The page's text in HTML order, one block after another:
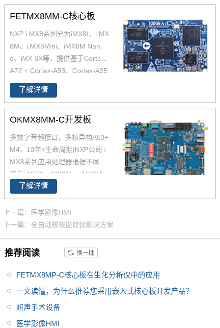
FETMX8MM-C核心板
NXP i.MX8系列分为iMX8I、i.MX
8M、i.MX8Mini、iMX8M Nan
o、iMX 8X等，提供基于Cortex-
A72 + Cortex-A53、Cortex-A35
核心，搭配实时任务处理的Corte
x-M4和Cortex M7的解决方案，
适用于从消费家庭音频到工业楼
宇自动化及移动计算机等。飞凌
市，更多i.MX8M
决方案详情，欢迎致电飞凌嵌入
了解详情
OKMX8MM-C开发板
多数字音频接口，多核异构A53+
M4，10年+生命周期|NXP公司 i.
MX8系列应用处理器根据不同配
置有i.MX8I、iMX8M、i.MX8Min
i、iMX8M Mini、iMX8M Nano、i
MX 8X ，提供基于Cortex-A72 +
Cortex-A53、Cortex-A35核心，
此外还提供实时任务处理的Corte
M7）的解决方案，因此，NXP i.
MX8系列应用处理器在高级图
形、高级成像、高级机器视觉、
和高安全的嵌入式应用等跨领域
的多种应用场景非常适用。飞凌
嵌入式i.MX8M Mini开发板基于N
了解详情
上一篇：医学影像HMI
下一篇：全自动核酸提取仪解决方案
推荐阅读 换一批
FETMX8MP-C核心板在生化分析仪中的应用
一文读懂，为什么推荐您采用嵌入式核心板开发产品？
超声手术设备
医学影像HMI